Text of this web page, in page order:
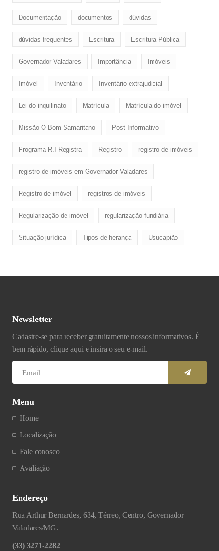
Documentação documentos dúvidas
dúvidas frequentes Escritura Escritura Pública
Governador Valadares Importância Imóveis
Imóvel Inventário Inventário extrajudicial
Lei do inquilinato Matrícula Matrícula do imóvel
Missão O Bom Samaritano Post Informativo
Programa R.I Registra Registro registro de imóveis
registro de imóveis em Governador Valadares
Registro de imóvel registros de imóveis
Regularização de imóvel regularização fundiária
Situação jurídica Tipos de herança Usucapião
Newsletter
Cadastre-se para receber gratuitamente nossos informativos. É
bem rápido, clique aqui e insira o seu e-mail.
Menu
Home
Localização
Fale conosco
Avaliação
Endereço
Rua Arthur Bernardes, 684, Térreo, Centro, Governador
Valadares/MG.
(33) 3271-2282